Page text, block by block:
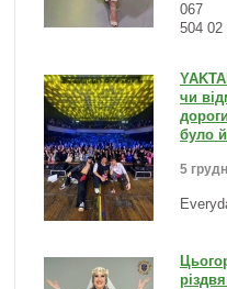
067
504 02
чи
було
5